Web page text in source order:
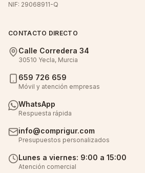
NIF: 29068911-Q
CONTACTO DIRECTO
Calle Corredera 34
30510 Yecla, Murcia
659 726 659
Móvil y atención empresas
WhatsApp
Respuesta rápida
info@comprigur.com
Presupuestos personalizados
Lunes a viernes: 9:00 a 15:00
Atención comercial